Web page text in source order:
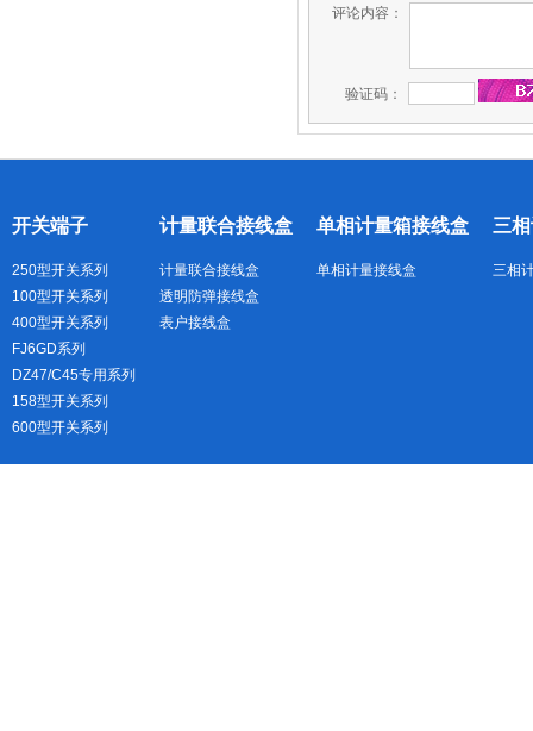
评论内容：
验证码：
开关端子
250型开关系列
100型开关系列
400型开关系列
FJ6GD系列
DZ47/C45专用系列
158型开关系列
600型开关系列
计量联合接线盒
计量联合接线盒
透明防弹接线盒
表户接线盒
单相计量箱接线盒
单相计量接线盒
三
三相